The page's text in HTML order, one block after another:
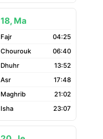
18, Ma
04:25
06:40
13:52
17:48
21:02
23:07